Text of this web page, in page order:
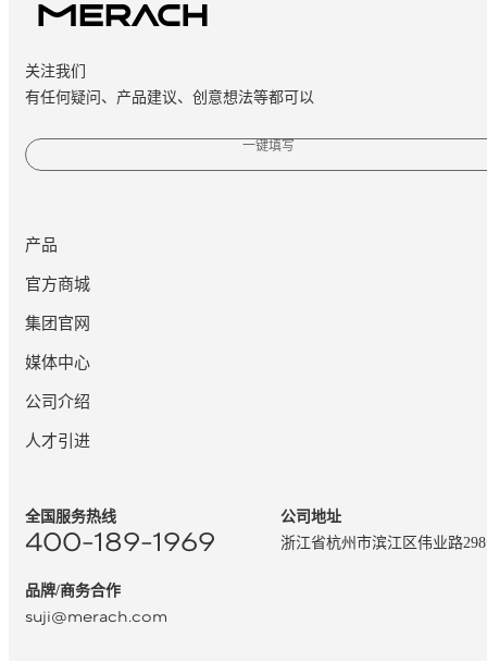
关注我们
有任何疑问、产品建议、创意想法等都可以
一键填写
产品
官方商城
集团官网
媒体中心
公司介绍
人才引进
全国服务热线
400-189-1969
品牌/商务合作
suji@merach.com
公司地址
浙江省杭州市滨江区伟业路